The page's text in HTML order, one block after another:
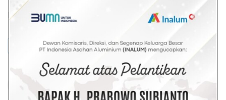
Dilihat :160
Alumunium Headline Inalum
Bundarantimes@gmail.com
Redaksi